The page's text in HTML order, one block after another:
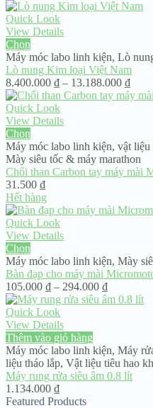
Quick Look
View Details
Chọn
Máy móc labo linh kiện, Lò
Lò nung Kim loại Việt Nam
8.400.000 ₫ – 13.188.000 ₫
giá:
Quick Look
View Details
Chọn
Máy móc labo linh kiện, vật liệu
Mày siêu tốc & máy marathon
Chổi than Carbon tay máy mài
31.500 ₫
Hết hàng
Quick Look
View Details
Chọn
Máy móc labo linh kiện, Mày
Bàn đạp cho máy mài
105.000 ₫ – 294.000 ₫Khoảng
giá:
294.000 ₫
Quick Look
View Details
Thêm vào giỏ hàng
Máy móc labo linh kiện, Máy
liệu tháo lắp, Vật liệu tiêu hao
Máy rung rửa siêu âm 0.8 lít
1.134.000 ₫
Featured Products